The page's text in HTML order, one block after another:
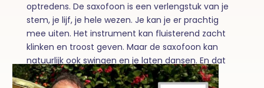
optredens. De saxofoon is een verlengstuk van je
stem, je lijf, je hele wezen. Je kan je er prachtig
mee uiten. Het instrument kan fluisterend zacht
klinken en troost geven. Maar de saxofoon kan
natuurlijk ook swingen en je laten dansen. En dat
geeft energie!